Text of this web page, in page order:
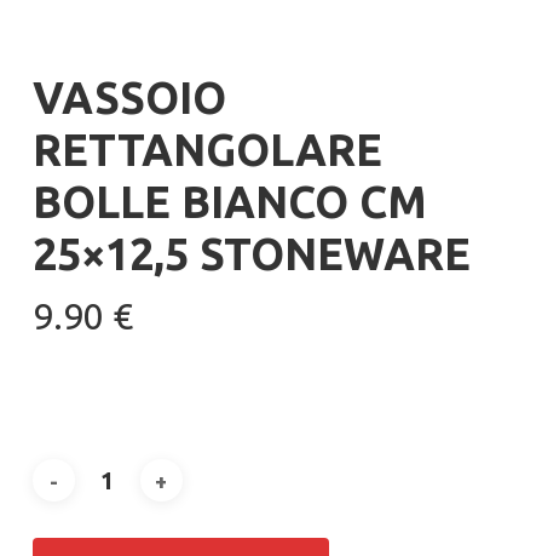
VASSOIO
RETTANGOLARE
BOLLE BIANCO CM
25×12,5 STONEWARE
9.90 €